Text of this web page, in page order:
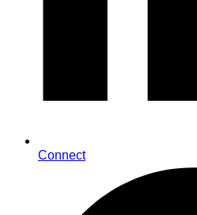
Connect